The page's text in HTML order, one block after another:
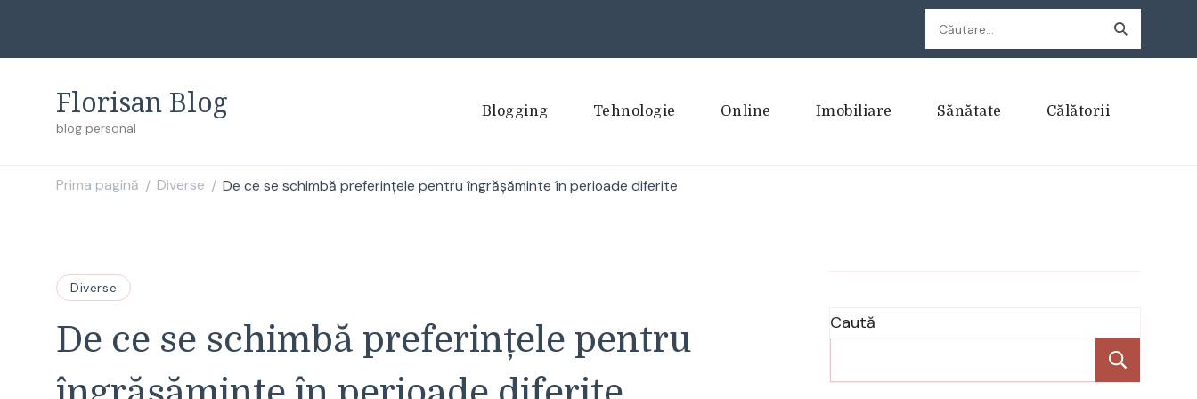
Caută
după:
Florisan Blog
blog personal
Blogging Tehnologie Online Imobiliare Sănătate Călătorii
Prima pagină / Diverse / De ce se schimbă preferințele pentru îngrășăminte în perioade diferite
Diverse
De ce se schimbă preferințele pentru
Caută